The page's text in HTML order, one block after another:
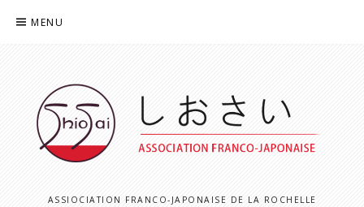
MENU
ASSIOCIATION FRANCO-JAPONAISE DE LA ROCHELLE